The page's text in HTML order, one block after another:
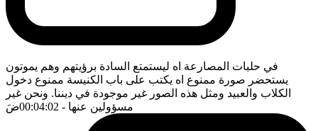
في حلبات المصارعة اه ليستمتع السادة برؤيتهم وهم يموتون
يستحضر صورة ممنوع اه يكتب على باب الكنيسة ممنوع دخول
الكلاب والعبيد ومثل هذه الصور غير موجودة في ديننا. ونحن غير
مسؤولين عنها - 00:04:02 ضَ